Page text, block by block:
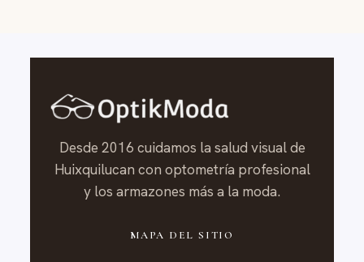
Desde 2016 cuidamos la salud visual de
Huixquilucan con optometría profesional
y los armazones más a la moda.
MAPA DEL SITIO